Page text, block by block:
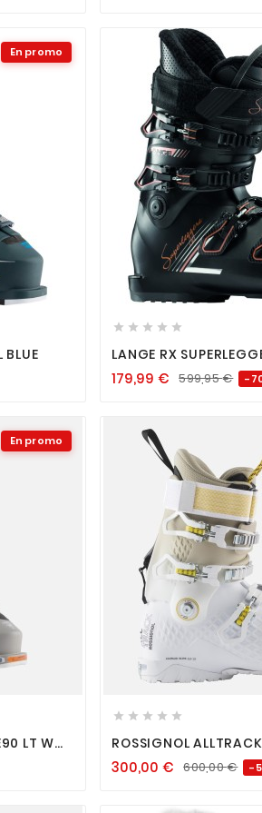
En promo
BLUE
 
    
LANGE RX
179,99€ 599,95€ -
En promo
LT W
 
    
ROSSIGNOL
300,00€ 600,00€ -